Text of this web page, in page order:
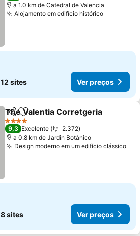
a 1.0 km de Catedral de Valencia
Alojamento em edifício histórico
12 sites Ver preços
PartilharAdicionar aos favoritos
The Valentia Corretgeria
4 Estrelas
9,3 Excelente
2.372
a 0.8 km de Jardin Botànico
Design moderno em um edifício clássico
8 sites Ver preços